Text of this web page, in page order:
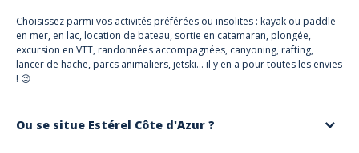
Choisissez parmi vos activités préférées ou insolites : kayak ou paddle
en mer, en lac, location de bateau, sortie en catamaran, plongée,
excursion en VTT, randonnées accompagnées, canyoning, rafting,
lancer de hache, parcs animaliers, jetski… il y en a pour toutes les envies
! 😉
Ou se situe Estérel Côte d'Azur ?